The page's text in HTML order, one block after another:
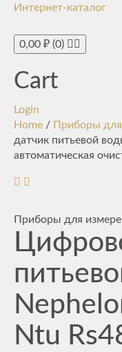
Интернет-каталог
0,00 ₽ (0)
Cart
Login
Home / Приборы для
датчик питьевой
автоматическая
Приборы для
Ntu